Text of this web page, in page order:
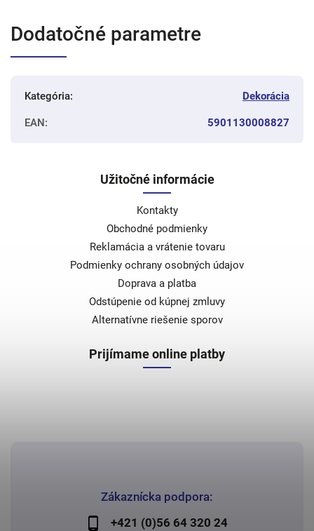
Dodatočné parametre
Kategória: Dekorácia
EAN: 5901130008827
Zákaznícka podpora:
+421 (0)56 64 320 24
Užitočné informácie
Kontakty
Obchodné podmienky
Reklamácia a vrátenie tovaru
Podmienky ochrany osobných údajov
Doprava a platba
Odstúpenie od kúpnej zmluvy
Alternatívne riešenie sporov
Prijímame online platby